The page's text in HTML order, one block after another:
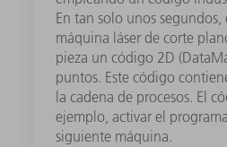
En tan solo unos segundos,
máquina láser de corte
pieza un código 2D
puntos. Este código
la cadena de procesos. El
ejemplo, activar el
siguiente máquina.